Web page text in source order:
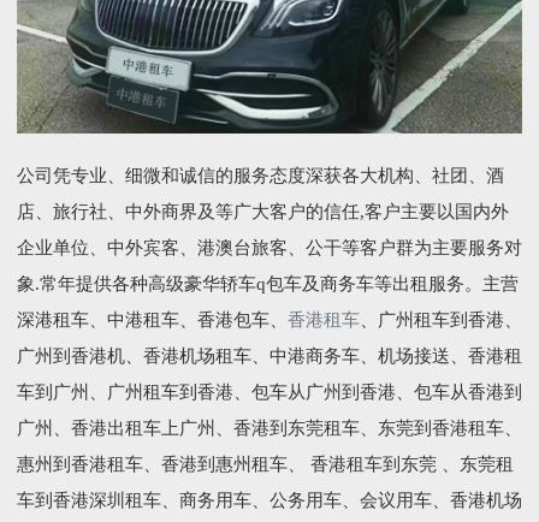
公司凭专业、细微和诚信的服务态度深获各大机构、社团、酒
店、旅行社、中外商界及等广大客户的信任,客户主要以国内外
企业单位、中外宾客、港澳台旅客、公干等客户群为主要服务对
象.常年提供各种高级豪华轿车q包车及商务车等出租服务。主营
深港租车、中港租车、香港包车、 香港租车、广州租车到香港、
广州到香港机、香港机场租车、中港商务车、机场接送、香港租
车到广州、广州租车到香港、包车从广州到香港、包车从香港到
广州、香港出租车上广州、香港到东莞租车、东莞到香港租车、
惠州到香港租车、香港到惠州租车、 香港租车到东莞 、东莞租
车到香港深圳租车、商务用车、公务用车、会议用车、香港机场